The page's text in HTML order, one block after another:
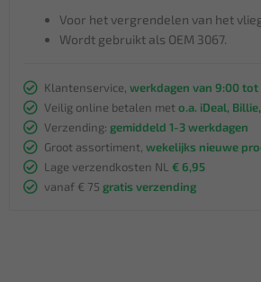
Voor het vergrendelen van het
Wordt gebruikt als OEM 3067.
Klantenservice, werkdagen van 9:00 tot
Veilig online betalen met o.a. iDeal,
Verzending: gemiddeld 1-3 werkdagen
Groot assortiment, wekelijks nieuwe
Lage verzendkosten NL € 6,95
vanaf € 75 gratis verzending